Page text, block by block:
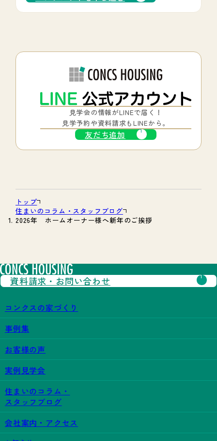
見学会の情報がLINEで届く！
見学予約や資料請求もLINEから。
友だち追加
トップ
住まいのコラム・スタッフブログ
2026年 ホームオーナー様へ新年のご挨拶
コンクスの家づくり
事例集
お客様の声
実例見学会
住まいのコラム・
スタッフブログ
会社案内・アクセス
資料請求・ お問い合わせ